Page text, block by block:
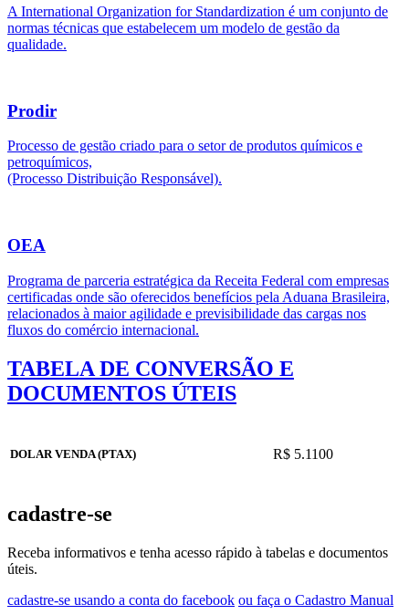
A International Organization for Standardization é um conjunto de
normas técnicas que estabelecem um modelo de gestão da
qualidade.
Prodir
Processo de gestão criado para o setor de produtos químicos e
petroquímicos,
(Processo Distribuição Responsável).
OEA
Programa de parceria estratégica da Receita Federal com empresas
certificadas onde são oferecidos benefícios pela Aduana Brasileira,
relacionados à maior agilidade e previsibilidade das cargas nos
fluxos do comércio internacional.
TABELA DE CONVERSÃO E
DOCUMENTOS ÚTEIS
DOLAR VENDA (PTAX) R$ 5.1100
cadastre-se
Receba informativos e tenha acesso rápido à tabelas e documentos
úteis.
cadastre-se usando a conta do facebook ou faça o Cadastro Manual